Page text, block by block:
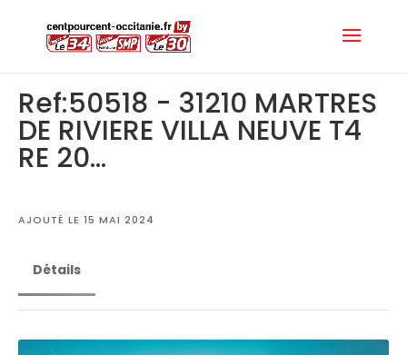
Ref:50518 - 31210 MARTRES
DE RIVIERE VILLA NEUVE T4
RE 20...
AJOUTÉ LE 15 MAI 2024
Détails